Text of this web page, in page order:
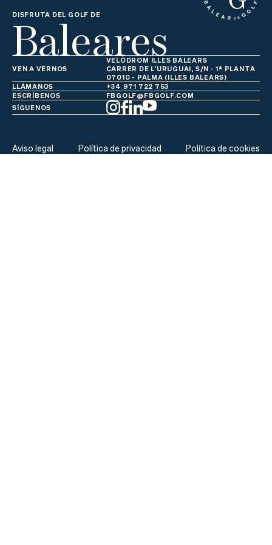
DISFRUTA DEL GOLF DE
Baleares
VEN A VERNOS
VELÒDROM ILLES BALEARS
CARRER DE L'URUGUAI, S/N - 1ª PLANTA
07010 - PALMA (ILLES BALEARS)
LLÁMANOS
+34 971 722 753
ESCRÍBENOS
FBGOLF@FBGOLF.COM
SÍGUENOS
Aviso legal Política de privacidad Política de cookies